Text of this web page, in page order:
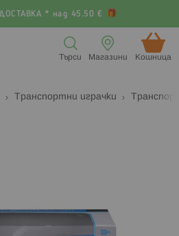
* над 45.50 €
Кошница (
Магазини
Търси
Транспортни играчки